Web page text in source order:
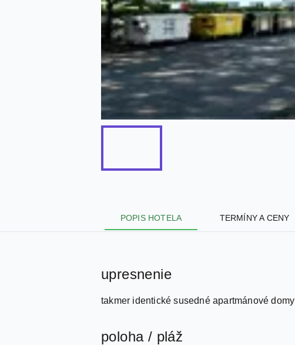
POPIS HOTELA TERMÍNY A CENY
upresnenie
takmer identické susedné apartmánové domy
poloha / pláž